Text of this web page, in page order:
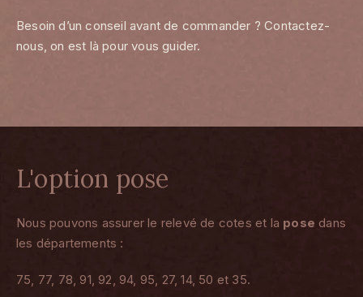
Besoin d’un conseil avant de commander ? Contactez-
nous, on est là pour vous guider.
L'option pose
Nous pouvons assurer le relevé de cotes et la pose dans
les départements :
75, 77, 78, 91, 92, 94, 95, 27, 14, 50 et 35.